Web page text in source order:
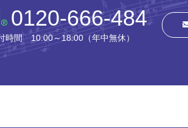
0120-666-484
時間 10:00～18:00（年中無休）